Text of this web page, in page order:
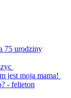
urodziny
jest moja mama!
- felieton